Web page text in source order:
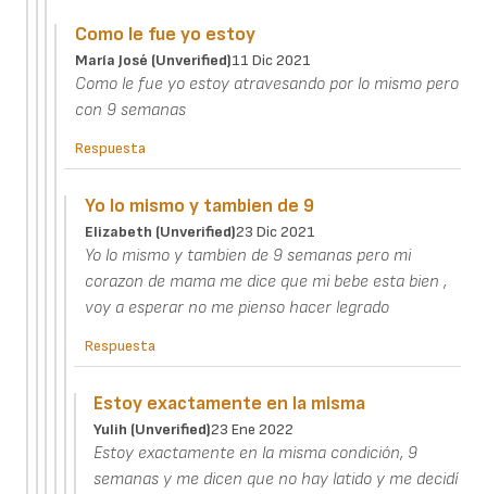
Como le fue yo estoy
María José (unverified)11 Dic 2021
Como le fue yo estoy atravesando por lo mismo pero
con 9 semanas
Respuesta
Yo lo mismo y tambien de 9
Elizabeth (unverified)23 Dic 2021
Yo lo mismo y tambien de 9 semanas pero mi
corazon de mama me dice que mi bebe esta bien ,
voy a esperar no me pienso hacer legrado
Respuesta
Estoy exactamente en la misma
Yulih (unverified)23 Ene 2022
Estoy exactamente en la misma condición, 9
semanas y me dicen que no hay latido y me decidí